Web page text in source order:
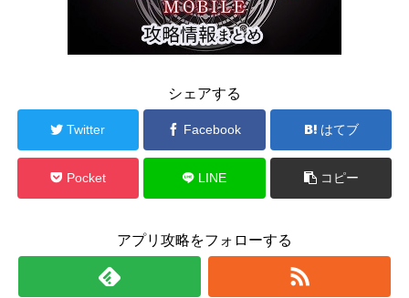
シェアする
Twitter Facebook はてブ
Pocket LINE コピー
アプリ攻略をフォローする